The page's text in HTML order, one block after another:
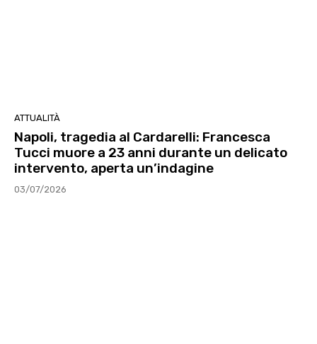
ATTUALITÀ
Napoli, tragedia al Cardarelli: Francesca
Tucci muore a 23 anni durante un delicato
intervento, aperta un’indagine
03/07/2026